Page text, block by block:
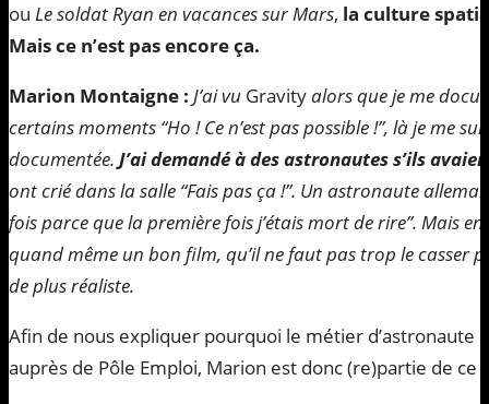
ou Le soldat Ryan en vacances sur Mars, la culture
Mais ce n’est pas encore ça.
Marion Montaigne : J’ai vu Gravityalors que je me
certains moments “Ho ! Ce n’est pas possible !”, là je me
documentée. J’ai demandé à des astronautes s’ils
ont crié dans la salle “Fais pas ça !”. Un astronaute
fois parce que la première fois j’étais mort de rire”. Mais en
quand même un bon film, qu’il ne faut pas trop le casser
de plus réaliste.
Afin de nous expliquer pourquoi le métier d’astronaute
auprès de Pôle Emploi, Marion est donc (re)partie de ce